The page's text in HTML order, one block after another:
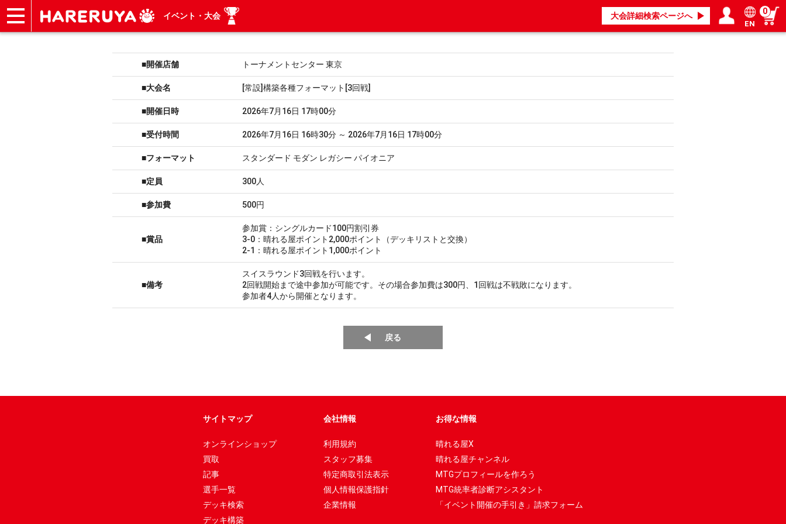
イベント・大会 大会詳細検索ページへ
EN
0
■開催店舗 トーナメントセンター 東京
■大会名 [常設]構築各種フォーマット[3回戦]
■開催日時 2026年7月16日 17時00分
■受付時間 2026年7月16日 16時30分 ～ 2026年7月16日 17時00分
■フォーマット スタンダード モダン レガシー パイオニア
■定員 300人
■参加費 500円
■賞品
参加賞：シングルカード100円割引券
3-0：晴れる屋ポイント2,000ポイント（デッキリストと交換）
2-1：晴れる屋ポイント1,000ポイント
■備考
スイスラウンド3回戦を行います。
2回戦開始まで途中参加が可能です。その場合参加費は300円、1回戦は不戦敗になります。
参加者4人から開催となります。
戻る
サイトマップ
オンラインショップ
買取
記事
選手一覧
デッキ検索
デッキ構築
会社情報
利用規約
スタッフ募集
特定商取引法表示
個人情報保護指針
企業情報
お得な情報
晴れる屋X
晴れる屋チャンネル
MTGプロフィールを作ろう
MTG統率者診断アシスタント
「イベント開催の手引き」請求フォーム